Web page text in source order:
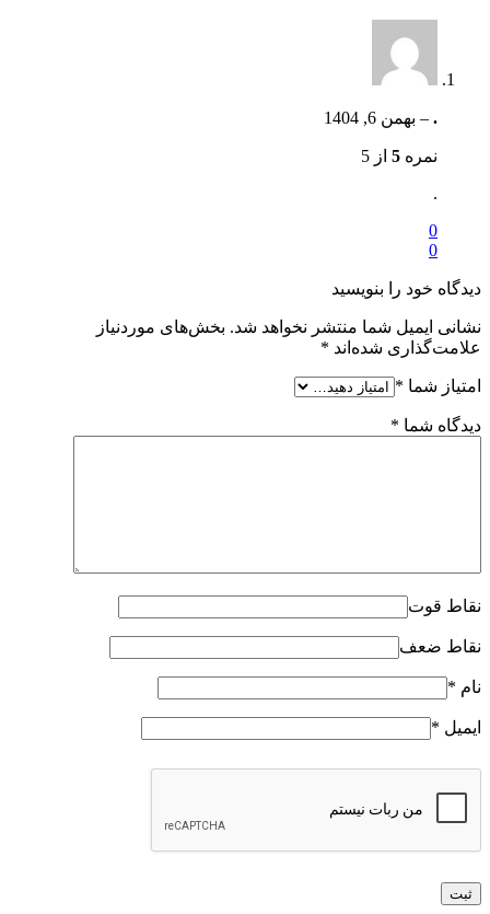
.
– بهمن 6, 1404
نمره 5 از 5
.
0
0
دیدگاه خود را بنویسید
نشانی ایمیل شما منتشر نخواهد شد. بخش‌های موردنیاز
علامت‌گذاری شده‌اند *
امتیاز شما *
دیدگاه شما *
نقاط قوت
نقاط ضعف
نام *
ایمیل *